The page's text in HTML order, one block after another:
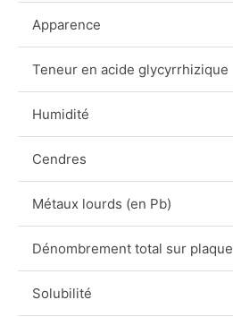
Apparence
Teneur en acide glycyrrhizique
Humidité
Cendres
Métaux lourds (en Pb)
Dénombrement total sur plaque
Solubilité